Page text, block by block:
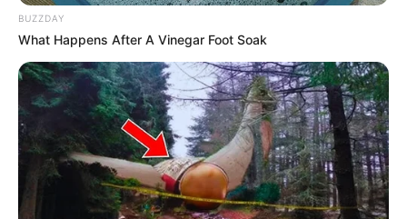
BUZZDAY
What Happens After A Vinegar Foot Soak